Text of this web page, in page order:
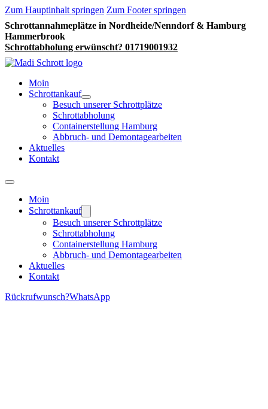
Zum Hauptinhalt springen Zum Footer springen
Schrottannahmeplätze in Nordheide/Nenndorf & Hamburg
Hammerbrook
Schrottabholung erwünscht? 01719001932
Moin
Schrottankauf
Besuch unserer Schrottplätze
Schrottabholung
Containerstellung Hamburg
Abbruch- und Demontagearbeiten
Aktuelles
Kontakt
Moin
Schrottankauf
Besuch unserer Schrottplätze
Schrottabholung
Containerstellung Hamburg
Abbruch- und Demontagearbeiten
Aktuelles
Kontakt
Rückrufwunsch?WhatsApp